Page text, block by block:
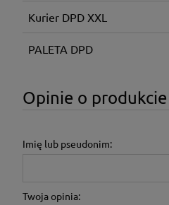
Kurier DPD XXL
PALETA DPD
Opinie o
Imię lub pseudonim:
Twoja opinia: